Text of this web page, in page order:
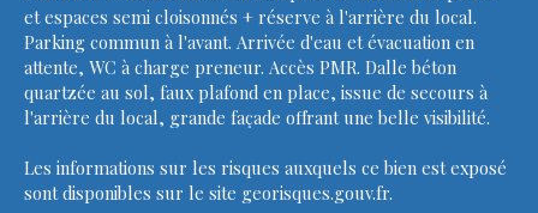
et espaces semi cloisonnés + réserve à l'arrière du local.
Parking commun à l'avant. Arrivée d'eau et évacuation en
attente, WC à charge preneur. Accès PMR. Dalle béton
quartzée au sol, faux plafond en place, issue de secours à
l'arrière du local, grande façade offrant une belle visibilité.
Les informations sur les risques auxquels ce bien est exposé
sont disponibles sur le site georisques.gouv.fr.